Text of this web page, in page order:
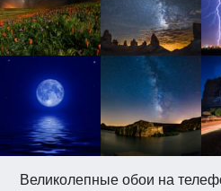
Великолепные обои на